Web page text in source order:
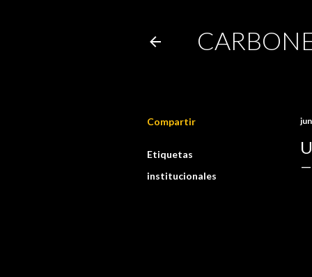
Compartir
Etiquetas
institucionales